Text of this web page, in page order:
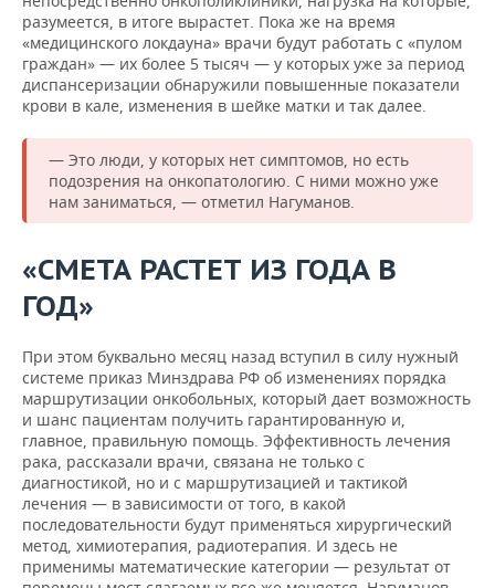
разумеется, в итоге вырастет. Пока же на время
«медицинского локдауна» врачи будут работать с «пулом
граждан» — их более 5 тысяч — у которых уже за период
диспансеризации обнаружили повышенные показатели
крови в кале, изменения в шейке матки и так далее.
— Это люди, у которых нет симптомов, но есть
подозрения на онкопатологию. С ними можно уже
нам заниматься, — отметил Нагуманов.
«СМЕТА РАСТЕТ ИЗ ГОДА В
ГОД»
При этом буквально месяц назад вступил в силу нужный
системе приказ Минздрава РФ об изменениях порядка
маршрутизации онкобольных, который дает возможность
и шанс пациентам получить гарантированную и,
главное, правильную помощь. Эффективность лечения
рака, рассказали врачи, связана не только с
диагностикой, но и с маршрутизацией и тактикой
лечения — в зависимости от того, в какой
последовательности будут применяться хирургический
метод, химиотерапия, радиотерапия. И здесь не
применимы математические категории — результат от